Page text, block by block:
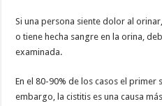
Si una persona siente dolor al
o tiene hecha sangre en la orina,
examinada.
En el 80-90% de los casos el primer
embargo, la cistitis es una causa